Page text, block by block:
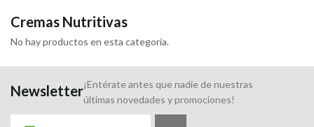
Cremas Nutritivas
No hay productos en esta categoría.
Newsletter¡Entérate antes que nadie de nuestras
últimas novedades y promociones!